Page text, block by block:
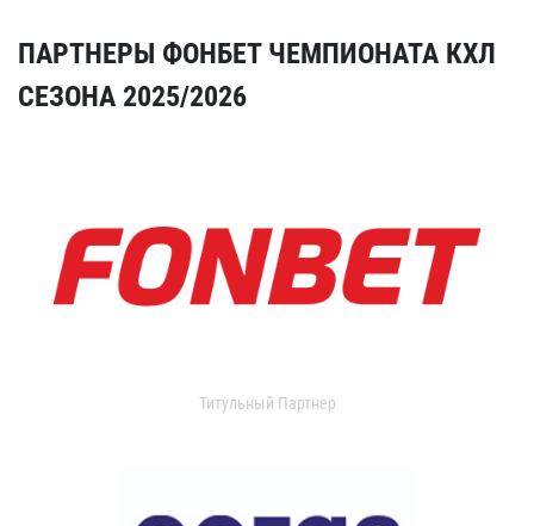
ПАРТНЕРЫ ФОНБЕТ ЧЕМПИОНАТА КХЛ
СЕЗОНА 2025/2026
Титульный Партнер